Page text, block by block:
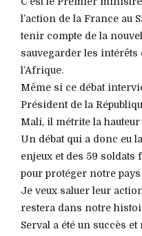
l’action de la France au
tenir compte de la
sauvegarder les intérêts
l’Afrique.
Même si ce débat
Président de la
Mali, il métrite la hauteur
Un débat qui a donc eu
enjeux et des 59
pour protéger notre
Je veux saluer leur
restera dans notre
Serval a été un succès